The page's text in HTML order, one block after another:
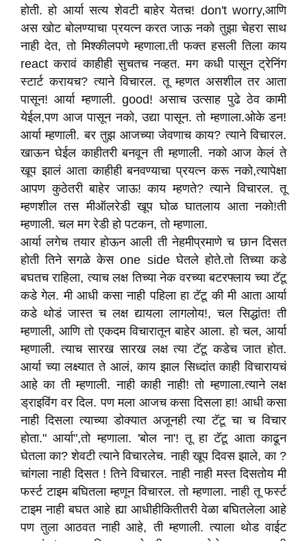
होती. हो आर्या सत्य शेवटी बाहेर येतच! don't worry,आणि
अस खोट बोलण्याचा प्रयत्न करत जाऊ नको तुझा चेहरा साथ
नाही देत, तो मिश्कीलपणे म्हणाला.ती फक्त हसली तिला काय
react करावं काहीही सुचतच नव्हत. मग कधी पासून ट्रेनिंग
स्टार्ट करायच? त्याने विचारल. तू म्हणत असशील तर आता
पासून! आर्या म्हणाली. good! असाच उत्साह पुढे ठेव कामी
येईल,पण आज पासून नको, उद्या पासून. तो म्हणाला.ओके डन!
आर्या म्हणाली. बर तुझ आजच्या जेवणाच काय? त्याने विचारल.
खाऊन घेईल काहीतरी बनवून ती म्हणाली. नको आज केलं ते
खूप झालं आता काहीही बनवण्याचा प्रयत्न करू नको,त्यापेक्षा
आपण कुठेतरी बाहेर जाऊ! काय म्हणते? त्याने विचारल. तू
म्हणशील तस मीऑलरेडी खूप घोळ घातलाय आता नको!ती
म्हणाली. चल मग रेडी हो पटकन, तो म्हणाला.
आर्या लगेच तयार होऊन आली ती नेहमीप्रमाणे च छान दिसत
होती तिने सगळे केस one side घेतले होते.तो तिच्या कडे
बघतच राहिला, त्याच लक्ष तिच्या नेक वरच्या बटरफ्लाय च्या टॅटू
कडे गेल. मी आधी कसा नाही पहिला हा टॅटू की मी आता आर्या
कडे थोडं जास्त च लक्ष द्यायला लागलोय!, चल सिद्धांत! ती
म्हणाली, आणि तो एकदम विचारातून बाहेर आला. हो चल, आर्या
म्हणाली. त्याच सारख सारख लक्ष त्या टॅटू कडेच जात होत.
आर्या च्या लक्ष्यात ते आलं, काय झाल सिध्दांत काही विचारायचं
आहे का ती म्हणाली. नाही काही नाही! तो म्हणाला.त्याने लक्ष
ड्राइविंग वर दिल. पण मला आजच कसा दिसला हा! आधी कसा
नाही दिसला त्याच्या डोक्यात अजूनही त्या टॅटू चा च विचार
होता." आर्या",तो म्हणाला. 'बोल ना'! तू हा टॅटू आता काढून
घेतला का? शेवटी त्याने विचारलेच. नाही खूप दिवस झाले, का ?
चांगला नाही दिसत ! तिने विचारल. नाही नाही मस्त दिसतोय मी
फर्स्ट टाइम बघितला म्हणून विचारल. तो म्हणाला. नाही तू फर्स्ट
टाइम नाही बघत आहे ह्या आधीहीकितीतरी वेळा बघितलेला आहे
पण तुला आठवत नाही आहे, ती म्हणाली. त्याला थोड वाईट